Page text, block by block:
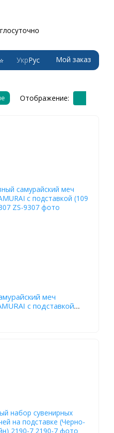
УкрРус Мой заказ
Отображение:
меч
с подставкой